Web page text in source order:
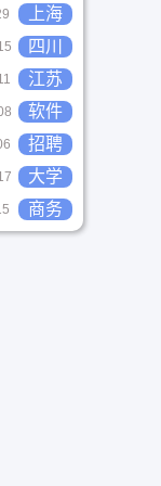
上海
四川
江苏
软件
招聘
大学
商务